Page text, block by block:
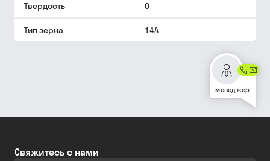
Твердость O
Тип зерна 14A
менеджер
Свяжитесь с нами